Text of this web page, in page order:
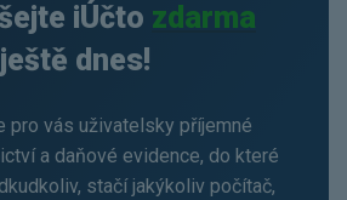
iÚčto zdarma
ještě dnes!
pro vás uživatelsky příjemné
a daňové evidence, do které
stačí jakýkoliv počítač,